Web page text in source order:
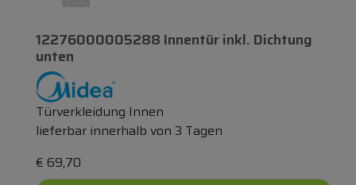
12276000005288 Innentürinkl. Dichtung
unten
Türverkleidung Innen
lieferbar innerhalb von 3 Tagen
€ 69,70